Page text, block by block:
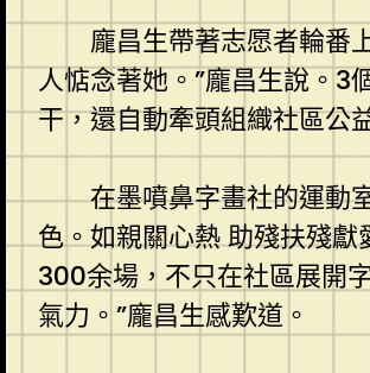
龐昌生帶著志愿者輪番
人惦念著她。”龐昌生說。3
干，還自動牽頭組織社區公
在墨噴鼻字畫社的運動
色。如親關心熱 助殘扶殘
300余場，不只在社區展開
氣力。”龐昌生感歎道。